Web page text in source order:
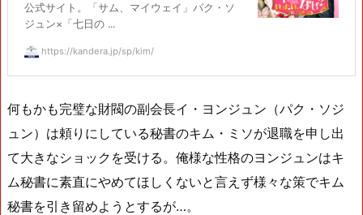
公式サイト。「サム、マイウェイ」パク・ソ
ジュン×「七日の ...
https://kandera.jp/sp/kim/
何もかも完璧な財閥の副会長イ・ヨンジュン（パク・ソジ
ュン）は頼りにしている秘書のキム・ミソが退職を申し出
て大きなショックを受ける。俺様な性格のヨンジュンはキ
ム秘書に素直にやめてほしくないと言えず様々な策でキム
秘書を引き留めようとするが…。